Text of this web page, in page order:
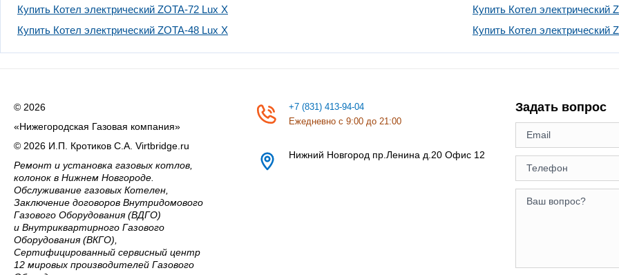
Купить Котел электрический ZOTA-72 Lux X
Купить Котел электрический
Купить Котел электрический ZOTA-48 Lux X
Купить Котел электрический
© 2026
«Нижегородская Газовая компания»
© 2026 И.П. Кротиков С.А. Virtbridge.ru
Ремонт и установка газовых котлов,
колонок в Нижнем Новгороде.
Обслуживание газовых Котелен,
Заключение договоров Внутридомового
Газового Оборудования (ВДГО)
и Внутриквартирного Газового
Оборудования (ВКГО),
Сертифицированный сервисный центр
12 мировых производителей Газового
+7 (831) 413-94-04
Ежедневно с 9:00 до 21:00
Нижний Новгород пр.Ленина д.20 Офис 12
Задать вопрос